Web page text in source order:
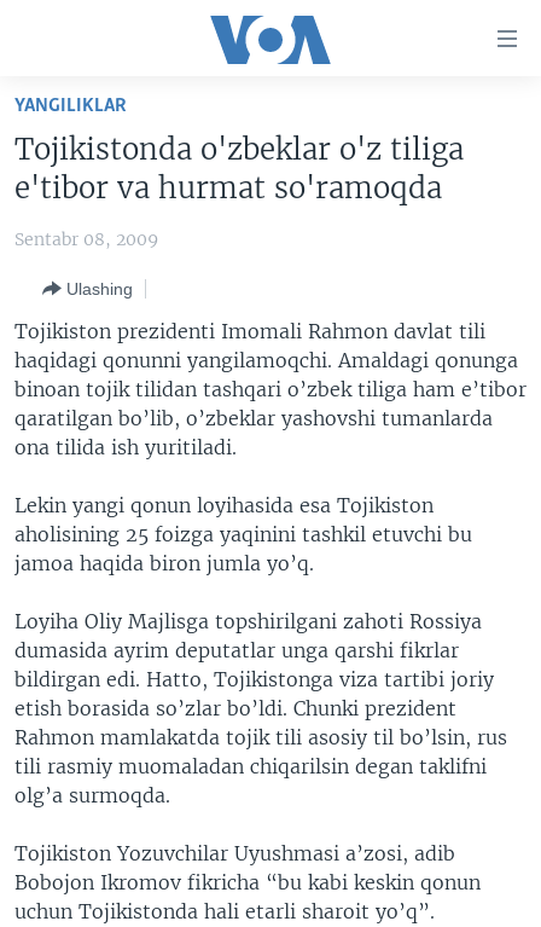
Boshiga
qayting
Qidiruvga
o'ting
AMERIKA
VATANDOSHLAR
MULTIMEDIA
AMERIKA MANZARALARI
XALQARO HAYOT
MOBIL-SALOM!
VIDEO
IJTIMOIY TARMOQLAR
FACEBOOK
INSTAGRAM
ODNOKLASSNIKI
TWITTER
SOUNDCLOUD
INGLIZ TILI DARSLARI
Learning English
VOA
YANGILIKLAR
Tojikistonda o'zbeklar o'z tiliga
e'tibor va hurmat so'ramoqda
Sentabr 08, 2009
Ulashing
Tojikiston prezidenti Imomali Rahmon davlat tili
haqidagi qonunni yangilamoqchi. Amaldagi qonunga
binoan tojik tilidan tashqari o’zbek tiliga ham e’tibor
qaratilgan bo’lib, o’zbeklar yashovshi tumanlarda
ona tilida ish yuritiladi.
Lekin yangi qonun loyihasida esa Tojikiston
aholisining 25 foizga yaqinini tashkil etuvchi bu
jamoa haqida biron jumla yo’q.
Loyiha Oliy Majlisga topshirilgani zahoti Rossiya
dumasida ayrim deputatlar unga qarshi fikrlar
bildirgan edi. Hatto, Tojikistonga viza tartibi joriy
etish borasida so’zlar bo’ldi. Chunki prezident
Rahmon mamlakatda tojik tili asosiy til bo’lsin, rus
tili rasmiy muomaladan chiqarilsin degan taklifni
olg’a surmoqda.
Tojikiston Yozuvchilar Uyushmasi a’zosi, adib
Bobojon Ikromov fikricha “bu kabi keskin qonun
uchun Tojikistonda hali etarli sharoit yo’q”.